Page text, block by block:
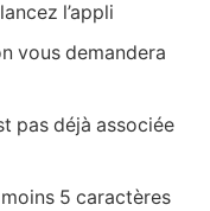
l’appli
vous demandera
pas déjà associée
moins 5 caractères